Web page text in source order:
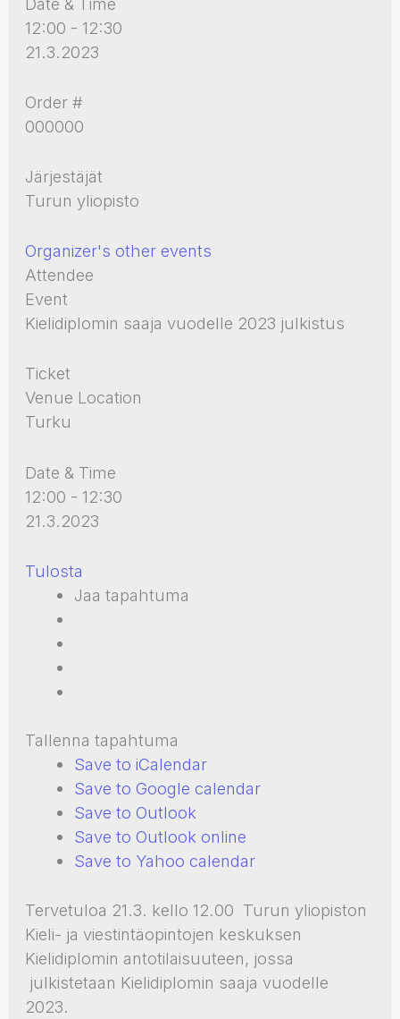
12:00 - 12:30
21.3.2023
Order #
000000
Järjestäjät
Turun yliopisto
Organizer's other events
Attendee
Event
Kielidiplomin saaja vuodelle 2023 julkistus
Ticket
Venue Location
Turku
Date & Time
12:00 - 12:30
21.3.2023
Tulosta
Jaa tapahtuma
Tallenna tapahtuma
Save to iCalendar
Save to Google calendar
Save to Outlook
Save to Outlook online
Save to Yahoo calendar
Tervetuloa 21.3. kello 12.00 Turun yliopiston
Kieli- ja viestintäopintojen keskuksen
Kielidiplomin antotilaisuuteen, jossa
julkistetaan Kielidiplomin saaja vuodelle
2023.